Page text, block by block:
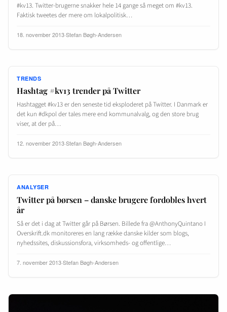
#kv13. Twitter-brugerne snakker hele 14 gange så meget om #kv13.
Faktisk tweetes der mere om lokalpolitisk…
18. november 2013·Stefan Bøgh-Andersen
TRENDS
Hashtag #kv13 trender på Twitter
Hashtagget #kv13 er den seneste tid eksploderet på Twitter. I Danmark er
det kun #dkpol der tales mere end kommunalvalg, og den store brug
viser, at der på…
12. november 2013·Stefan Bøgh-Andersen
ANALYSER
Twitter på børsen – danske brugere fordobles hvert
år
Så er det i dag at Twitter går på Børsen. Billede fra @AnthonyQuintano I
Overskrift.dk monitoreres en lang række danske kilder som blogs,
nyhedssites, diskussionsfora, virksomheds- og offentlige…
7. november 2013·Stefan Bøgh-Andersen